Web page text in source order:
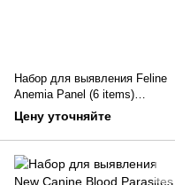
Набор для выявления Feline
Anemia Panel (6 items)
методом ПЦР в реальном
времени, уп. 8 шт.
Цену уточняйте